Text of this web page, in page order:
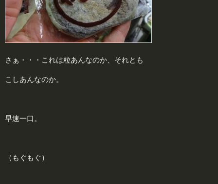
さぁ・・・これは粒あんなのか、それとも
こしあんなのか。
早速一口。
（もぐもぐ）